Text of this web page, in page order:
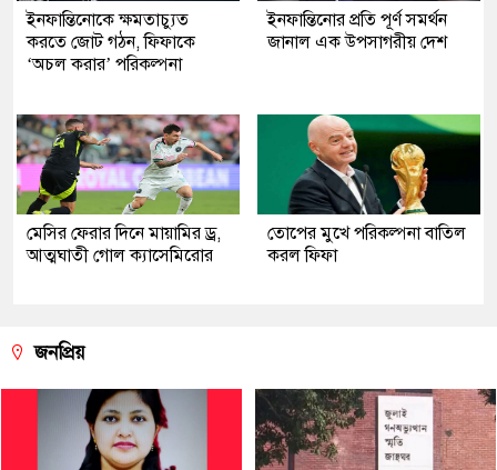
ইনফান্তিনোকে ক্ষমতাচ্যুত
করতে জোট গঠন, ফিফাকে
‘অচল করার’ পরিকল্পনা
ইনফান্তিনোর প্রতি পূর্ণ সমর্থন
জানাল এক উপসাগরীয় দেশ
মেসির ফেরার দিনে মায়ামির ড্র,
আত্মঘাতী গোল ক্যাসেমিরোর
তোপের মুখে পরিকল্পনা বাতিল
করল ফিফা
জনপ্রিয়